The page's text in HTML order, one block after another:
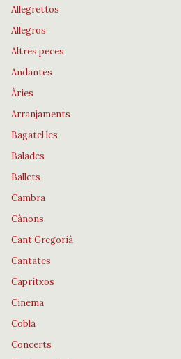
Allegrettos
Allegros
Altres peces
Andantes
Àries
Arranjaments
Bagatel·les
Balades
Ballets
Cambra
Cànons
Cant Gregorià
Cantates
Capritxos
Cinema
Cobla
Concerts